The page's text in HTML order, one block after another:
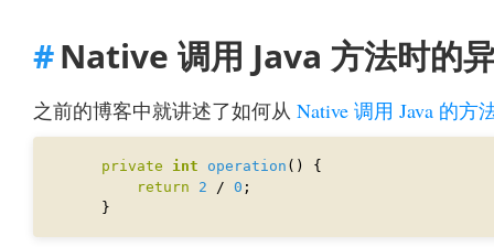
Native 调用 Java 方法时的
之前的博客中就讲述了如何从 Native 调用 Java 的方
private int operation
return
2 / 0